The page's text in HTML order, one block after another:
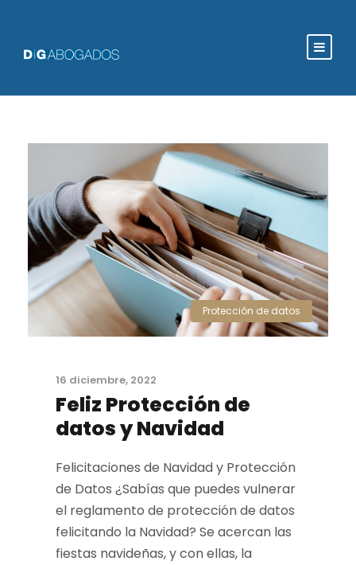
Protección de datos
16 diciembre, 2022
Feliz Protección de
datos y Navidad
Felicitaciones de Navidad y Protección
de Datos ¿Sabías que puedes vulnerar
el reglamento de protección de datos
felicitando la Navidad? Se acercan las
fiestas navideñas, y con ellas, la